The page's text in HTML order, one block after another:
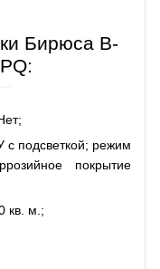
Бирюса B-
с подсветкой; режим
покрытие
кв. м.;